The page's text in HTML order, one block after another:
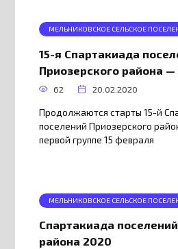
МЕЛЬНИКОВСКОЕ СЕЛЬСКОЕ
15-я Спартакиада
Приозерского района
62 20.02.2020
Продолжаются старты 15-й
поселений Приозерского
первой группе 15 февраля
МЕЛЬНИКОВСКОЕ СЕЛЬСКОЕ
Спартакиада
района 2020